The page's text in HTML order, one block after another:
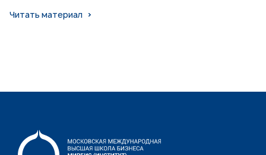
Читать материал